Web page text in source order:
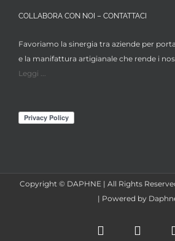
COLLABORA CON NOI – CONTATTACI
Favoriamo la sinergia tra aziende per
e la manifattura artigianale che rende i
Leggi ...
Copyright © DAPHNE | All Rights
| Powered by
Facebook